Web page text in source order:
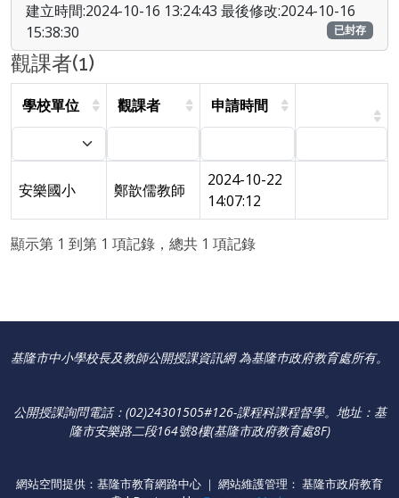
建立時間:2024-10-16 13:24:43 最後修改:2024-10-16
15:38:30
已封存
觀課者(1)
學校單位 觀課者 申請時間
安樂國小 鄭歆儒教師
2024-10-22
14:07:12
顯示第 1 到第 1 項記錄，總共 1 項記錄
基隆市中小學校長及教師公開授課資訊網 為基隆巿政府教育處所有。
公開授課詢問電話：(02)24301505#126-課程科課程督學。 地址：基
隆市安樂路二段164號8樓(基隆市政府教育處8F)
網站空間提供：基隆市教育網路中心 ｜ 網站維護管理： 基隆市政府教育